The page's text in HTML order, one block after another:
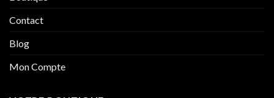
Contact
Blog
Mon Compte